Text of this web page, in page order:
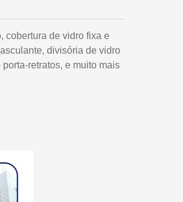
cobertura de vidro fixa e
divisória de vidro
retratos, e muito mais